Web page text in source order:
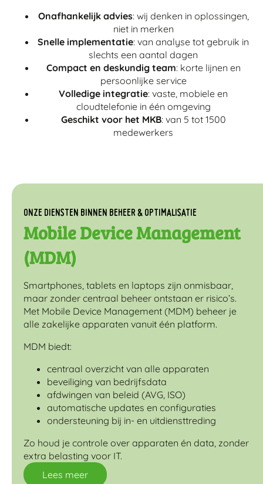
Onafhankelijk advies: wij denken in oplossingen,
niet in merken
Snelle implementatie: van analyse tot gebruik in
slechts een aantal dagen
Compact en deskundig team: korte lijnen en
persoonlijke service
Volledige integratie: vaste, mobiele en
cloudtelefonie in één omgeving
Geschikt voor het MKB: van 5 tot 1500
medewerkers
ONZE DIENSTEN BINNEN BEHEER & OPTIMALISATIE
Mobile Device Management
(MDM)
Smartphones, tablets en laptops zijn onmisbaar,
maar zonder centraal beheer ontstaan er risico’s.
Met Mobile Device Management (MDM) beheer je
alle zakelijke apparaten vanuit één platform.
MDM biedt:
centraal overzicht van alle apparaten
beveiliging van bedrijfsdata
afdwingen van beleid (AVG, ISO)
automatische updates en configuraties
ondersteuning bij in- en uitdiensttreding
Zo houd je controle over apparaten én data, zonder
extra belasting voor IT.
Lees meer